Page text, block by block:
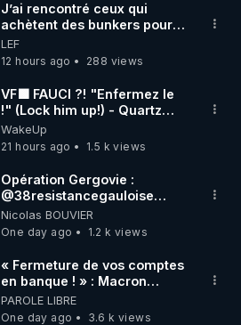
J’ai rencontré ceux qui
achètent des bunkers pour
survivre à la fin du monde
LEF
12 hours ago
288 views
VF🟩 FAUCI ?! "Enfermez le
!" (Lock him up!) - Quartz
Traduction
WakeUp
21 hours ago
1.5 k views
Opération Gergovie :
‪@38resistancegauloise‬
‪@MarionSigautOfficiel‬
‪@gladysriifard5710‬ Laëtitia
Nicolas BOUVIER
One day ago
1.2 k views
« Fermeture de vos comptes
en banque ! » : Macron
impose une loi folle !
PAROLE LIBRE
One day ago
3.6 k views